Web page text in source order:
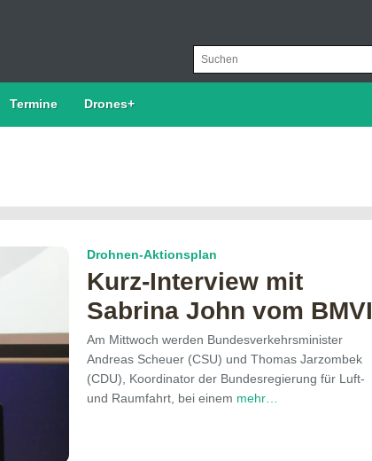
Termine Drones+
Drohnen-Aktionsplan
Kurz-Interview mit
Sabrina John vom BMVI
Am Mittwoch werden Bundesverkehrsminister
Andreas Scheuer (CSU) und Thomas Jarzombek
(CDU), Koordinator der Bundesregierung für Luft-
und Raumfahrt, bei einem mehr…